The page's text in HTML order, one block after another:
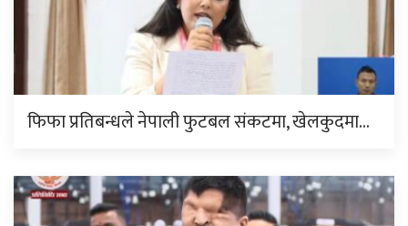
फिफा प्रतिबन्धले नेपाली फुटबल संकटमा, खेलकुदमा…